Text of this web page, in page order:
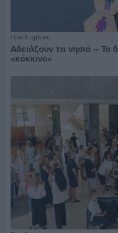
Πριν 5 ημέρες
Αδειάζουν τα νησιά – Το
«κόκκινο»